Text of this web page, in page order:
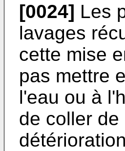
[0024] Les
lavages
cette mise
pas mettre
l'eau ou à
de coller